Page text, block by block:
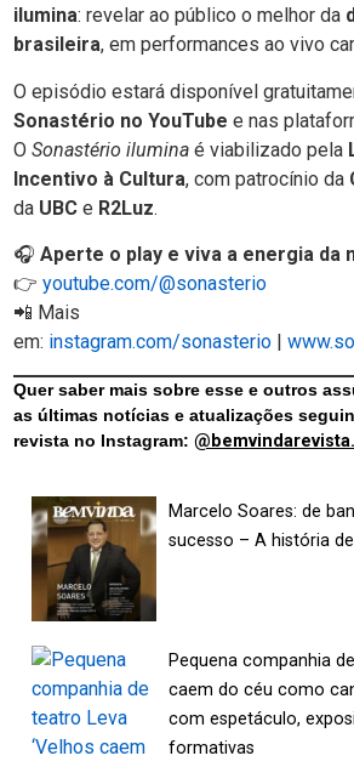
ilumina: revelar ao público o melhor da
brasileira, em performances ao vivo
O episódio estará disponível
Sonastério no YouTube e nas
O Sonastério ilumina é viabilizado pela
Incentivo à Cultura, com patrocínio da
da UBC e R2Luz.
🎧 Aperte o play e viva a energia da
👉 youtube.com/@sonasterio
📲 Mais
em: instagram.com/sonasterio |
Quer saber mais sobre esse e outros
as últimas notícias e atualizações
revista no Instagram: @bemvindarevista.
Marcelo Soares: de
sucesso – A história
Pequena companhia
caem do céu como
com espetáculo,
formativas